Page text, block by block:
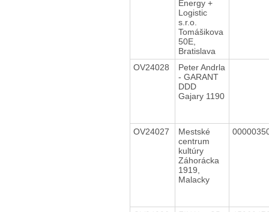
Energy +
Logistic
s.r.o.
Tomášikova
50E,
Bratislava
OV24028
Peter Andrla
- GARANT
DDD
Gajary 1190
OV24027
Mestské
centrum
kultúry
Záhorácka
1919,
Malacky